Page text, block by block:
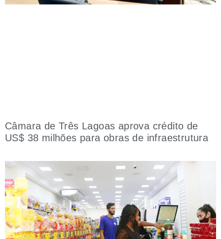
Câmara de Três Lagoas aprova crédito de
US$ 38 milhões para obras de infraestrutura